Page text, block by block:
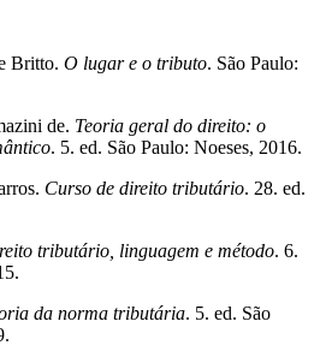
Britto. O lugar e o tributo. São Paulo:
de. Teoria geral do direito: o
. 5. ed. São Paulo: Noeses, 2016.
Curso de direito tributário. 28. ed.
tributário, linguagem e método. 6.
da norma tributária. 5. ed. São